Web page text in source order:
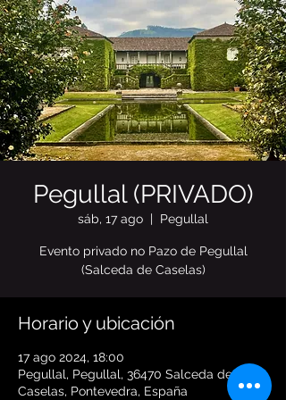
Pegullal (PRIVADO)
sáb, 17 ago
  |
Pegullal
Evento privado no Pazo de Pegullal
(Salceda de Caselas)
Horario y ubicación
17 ago 2024, 18:00
Pegullal, Pegullal, 36470 Salceda de
Caselas, Pontevedra, España